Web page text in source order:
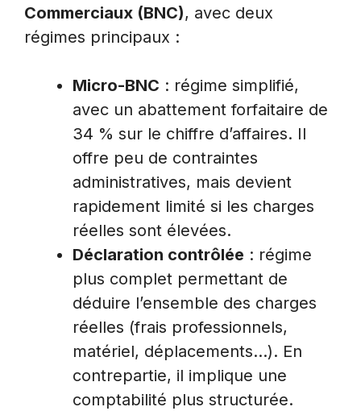
Commerciaux (BNC), avec deux
régimes principaux :
Micro-BNC : régime simplifié,
avec un abattement forfaitaire de
34 % sur le chiffre d’affaires. Il
offre peu de contraintes
administratives, mais devient
rapidement limité si les charges
réelles sont élevées.
Déclaration contrôlée : régime
plus complet permettant de
déduire l’ensemble des charges
réelles (frais professionnels,
matériel, déplacements…). En
contrepartie, il implique une
comptabilité plus structurée.